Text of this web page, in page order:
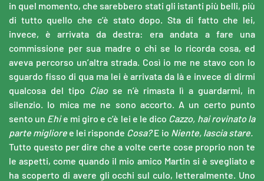
in quel momento, che sarebbero stati gli istanti più belli, più
di tutto quello che c’è stato dopo. Sta di fatto che lei,
invece, è arrivata da destra: era andata a fare una
commissione per sua madre o chi se lo ricorda cosa, ed
aveva percorso un’altra strada. Così io me ne stavo con lo
sguardo fisso di qua ma lei è arrivata da là e invece di dirmi
qualcosa del tipo Ciaose n’è rimasta lì a guardarmi, in
silenzio. Io mica me ne sono accorto. A un certo punto
sento un Ehie mi giro e c’è lei e le dico Cazzo, hai rovinato la
parte migliore e lei risponde Cosa?E io Niente, lascia stare.
Tutto questo per dire che a volte certe cose proprio non te
le aspetti, come quando il mio amico Martin si è svegliato e
ha scoperto di avere gli occhi sul culo, letteralmente. Uno